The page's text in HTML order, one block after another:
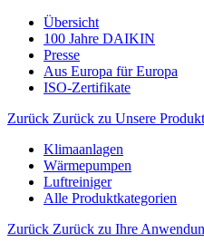
Übersicht
100 Jahre DAIKIN
Presse
Aus Europa für Europa
ISO-Zertifikate
Zurück Zurück zu Unsere
Klimaanlagen
Wärmepumpen
Luftreiniger
Alle Produktkategorien
Zurück Zurück zu Ihre